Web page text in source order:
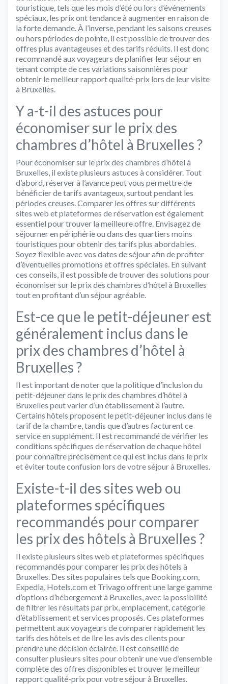
touristique, tels que les mois d’été ou lors d’événements
spéciaux, les prix ont tendance à augmenter en raison de
la forte demande. À l’inverse, pendant les saisons creuses
ou hors périodes de pointe, il est possible de trouver des
offres plus avantageuses et des tarifs réduits. Il est donc
recommandé aux voyageurs de planifier leur séjour en
tenant compte de ces variations saisonnières pour
obtenir le meilleur rapport qualité-prix lors de leur visite
à Bruxelles.
Y a-t-il des astuces pour
économiser sur le prix des
chambres d’hôtel à Bruxelles ?
Pour économiser sur le prix des chambres d’hôtel à
Bruxelles, il existe plusieurs astuces à considérer. Tout
d’abord, réserver à l’avance peut vous permettre de
bénéficier de tarifs avantageux, surtout pendant les
périodes creuses. Comparer les offres sur différents
sites web et plateformes de réservation est également
essentiel pour trouver la meilleure offre. Envisagez de
séjourner en périphérie ou dans des quartiers moins
touristiques pour obtenir des tarifs plus abordables.
Soyez flexible avec vos dates de séjour afin de profiter
d’éventuelles promotions et offres spéciales. En suivant
ces conseils, il est possible de trouver des solutions pour
économiser sur le prix des chambres d’hôtel à Bruxelles
tout en profitant d’un séjour agréable.
Est-ce que le petit-déjeuner est
généralement inclus dans le
prix des chambres d’hôtel à
Bruxelles ?
Il est important de noter que la politique d’inclusion du
petit-déjeuner dans le prix des chambres d’hôtel à
Bruxelles peut varier d’un établissement à l’autre.
Certains hôtels proposent le petit-déjeuner inclus dans le
tarif de la chambre, tandis que d’autres facturent ce
service en supplément. Il est recommandé de vérifier les
conditions spécifiques de réservation de chaque hôtel
pour connaître précisément ce qui est inclus dans le prix
et éviter toute confusion lors de votre séjour à Bruxelles.
Existe-t-il des sites web ou
plateformes spécifiques
recommandés pour comparer
les prix des hôtels à Bruxelles ?
Il existe plusieurs sites web et plateformes spécifiques
recommandés pour comparer les prix des hôtels à
Bruxelles. Des sites populaires tels que Booking.com,
Expedia, Hotels.com et Trivago offrent une large gamme
d’options d’hébergement à Bruxelles, avec la possibilité
de filtrer les résultats par prix, emplacement, catégorie
d’établissement et services proposés. Ces plateformes
permettent aux voyageurs de comparer rapidement les
tarifs des hôtels et de lire les avis des clients pour
prendre une décision éclairée. Il est conseillé de
consulter plusieurs sites pour obtenir une vue d’ensemble
complète des offres disponibles et trouver le meilleur
rapport qualité-prix pour votre séjour à Bruxelles.